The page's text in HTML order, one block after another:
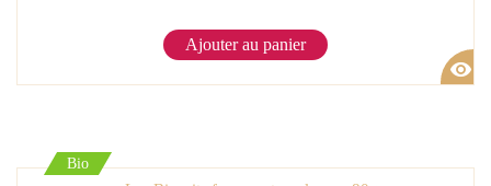
Ajouter au panier
visibility
Bio